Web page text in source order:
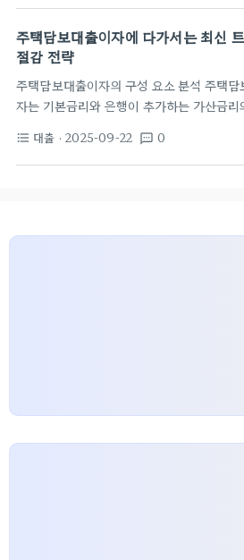
금리라도 총이자 비용에 차이를 만들 수 있
라서 초기 광고 금리만 보고 결정하기보다
전체를 확인하는 습관이 필요합니다. 금리는
과 정책금리에 좌우됩니다. 고정은 일정 기
리를 바꾸지 않지만 초기 이자율은 보통 변
높게 책정되는 경향이 있습니다. 반대로 변동
주택담보대출이자에 다가서는 최신
절감 전략
주택담보대출이자의 구성 요소 분석 주택담
자는 기본금리와 은행이 추가하는 가산금리
따라 움직이고, 가산금리는 대출자의 신용도
의 평가 수준, LTV 비율, 상환 방식 등에
format_list_bulleted 대출 · 2025-09-22 textsms 0